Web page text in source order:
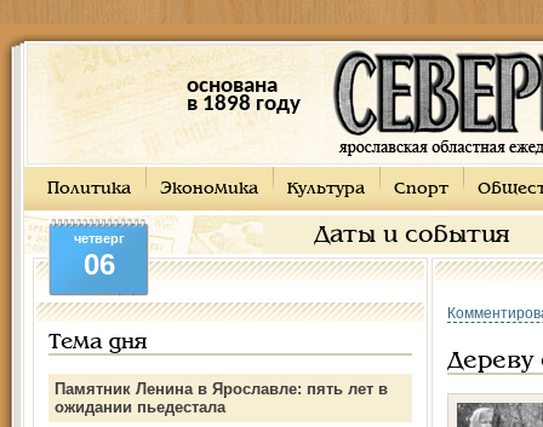
основана
в 1898 году
Политика Экономика Культура Спорт
Даты и события
четверг
06
Тема дня
Памятник Ленина в Ярославле: пять лет в
ожидании пьедестала
Дереву